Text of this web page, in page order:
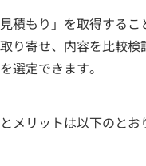
積もり」を取得する
り寄せ、内容を比較
選定できます。
メリットは以下のとお